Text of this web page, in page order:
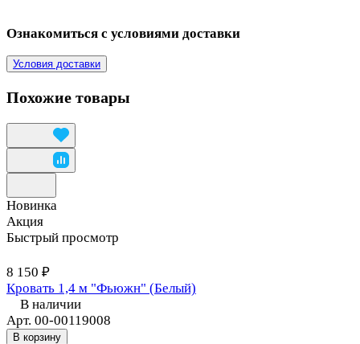
Ознакомиться с условиями доставки
Условия доставки
Похожие товары
Новинка
Акция
Быстрый просмотр
8 150 ₽
Кровать 1,4 м "Фьюжн" (Белый)
В наличии
Арт. 00-00119008
В корзину